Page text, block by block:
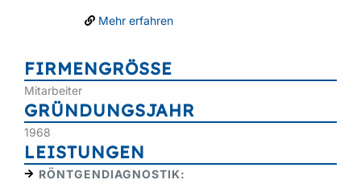
Mehr erfahren
FIRMENGRÖSSE
Mitarbeiter
GRÜNDUNGSJAHR
1968
LEISTUNGEN
RÖNTGENDIAGNOSTIK: